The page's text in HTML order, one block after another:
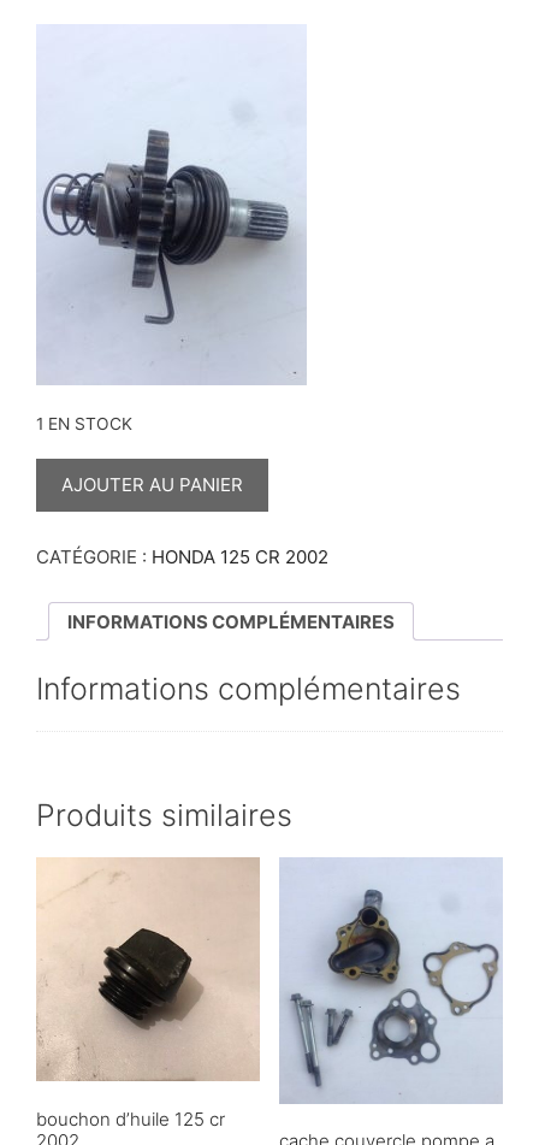
1 EN STOCK
KICK
2002
AJOUTER AU PANIER
CATÉGORIE : HONDA 125 CR 2002
INFORMATIONS COMPLÉMENTAIRES
Informations complémentaires
Produits similaires
bouchon d’huile 125 cr
2002